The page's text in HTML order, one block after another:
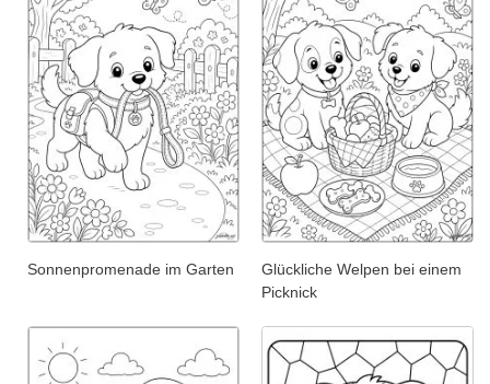
Sonnenpromenade im Garten
Glückliche Welpen bei einem
Picknick